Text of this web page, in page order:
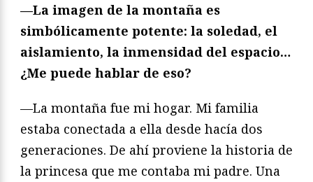
—La imagen de la montaña es
simbólicamente potente: la soledad, el
aislamiento, la inmensidad del espacio…
¿Me puede hablar de eso?
—La montaña fue mi hogar. Mi familia
estaba conectada a ella desde hacía dos
generaciones. De ahí proviene la historia de
la princesa que me contaba mi padre. Una